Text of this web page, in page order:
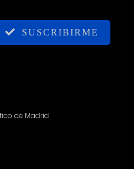
SUSCRIBIRME
de Madrid